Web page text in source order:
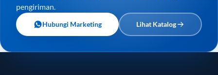
pengiriman.
Hubungi Marketing Lihat Katalog